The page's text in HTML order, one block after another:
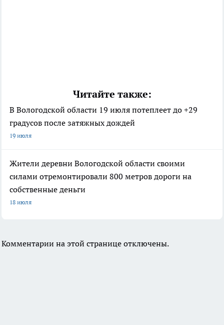
Читайте также:
В Вологодской области 19 июля потеплеет до +29
градусов после затяжных дождей
19 июля
Жители деревни Вологодской области своими
силами отремонтировали 800 метров дороги на
собственные деньги
18 июля
Комментарии на этой странице отключены.